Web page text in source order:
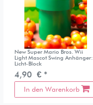
New Super Mario Bros. Wii
Light Mascot Swing Anhänger:
Licht-Block
4,90 € *
In den Warenkorb